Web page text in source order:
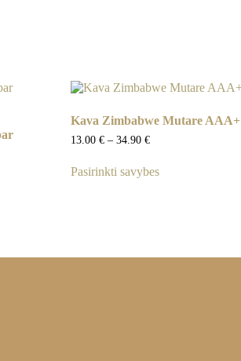
Kava Zimbabwe Mutare AAA+
13.00€ – 34.90€Price
through
Pasirinkti savybesproduct
may